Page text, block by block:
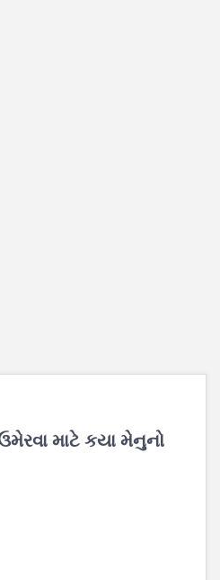
માટે કયા મેનુનો